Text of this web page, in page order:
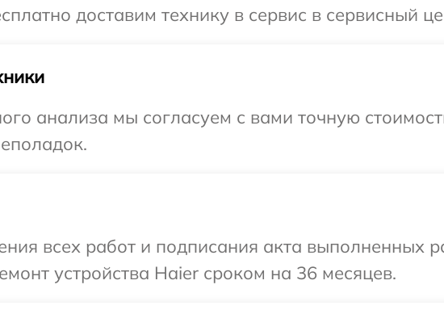
доставим технику в сервис в сервисный
анализа мы согласуем с вами точную
всех работ и подписания акта выполненных
устройства Haier сроком на 36 месяцев.